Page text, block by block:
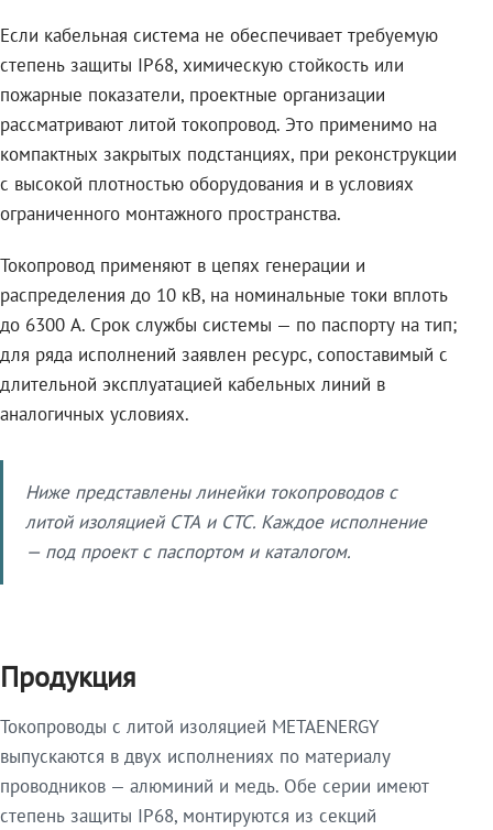
Если кабельная система не обеспечивает требуемую
степень защиты IP68, химическую стойкость или
пожарные показатели, проектные организации
рассматривают литой токопровод. Это применимо на
компактных закрытых подстанциях, при реконструкции
с высокой плотностью оборудования и в условиях
ограниченного монтажного пространства.
Токопровод применяют в цепях генерации и
распределения до 10 кВ, на номинальные токи вплоть
до 6300 А. Срок службы системы — по паспорту на тип;
для ряда исполнений заявлен ресурс, сопоставимый с
длительной эксплуатацией кабельных линий в
аналогичных условиях.
Ниже представлены линейки токопроводов с
литой изоляцией СТА и СТС. Каждое исполнение
— под проект с паспортом и каталогом.
Продукция
Токопроводы с литой изоляцией METAENERGY
выпускаются в двух исполнениях по материалу
проводников — алюминий и медь. Обе серии имеют
степень защиты IP68, монтируются из секций